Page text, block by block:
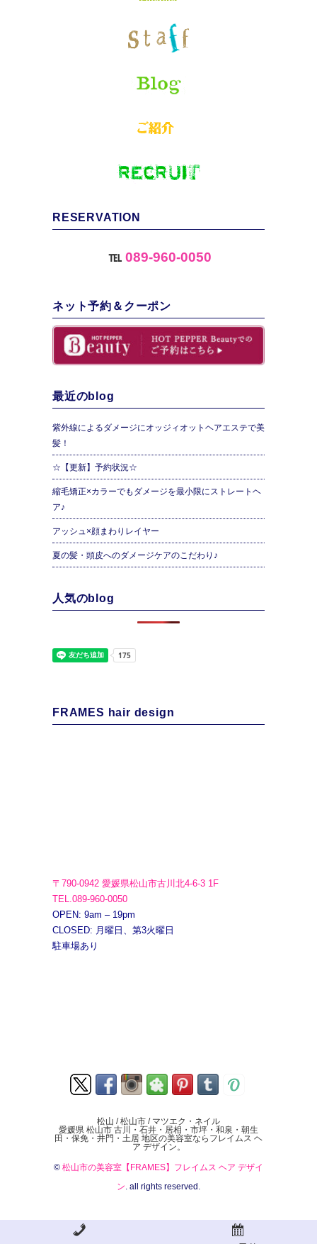
RESERVATION
℡ 089-960-0050
ネット予約＆クーポン
最近のblog
紫外線によるダメージにオッジィオットヘアエステで美
髪！
☆【更新】予約状況☆
縮毛矯正×カラーでもダメージを最小限にストレートヘ
ア♪
アッシュ×顔まわりレイヤー
夏の髪・頭皮へのダメージケアのこだわり♪
人気のblog
FRAMES hair design
〒790-0942 愛媛県松山市古川北4-6-3 1F
TEL.089-960-0050
OPEN: 9am – 19pm
CLOSED: 月曜日、第3火曜日
駐車場あり
松山 / 松山市 / マツエク・ネイル
愛媛県 松山市 古川・石井・居相・市坪・和泉・朝生
田・保免・井門・土居 地区の美容室ならフレイムス ヘ
ア デザイン。
© 松山市の美容室【FRAMES】フレイムス ヘア デザイ
ン. all rights reserved.